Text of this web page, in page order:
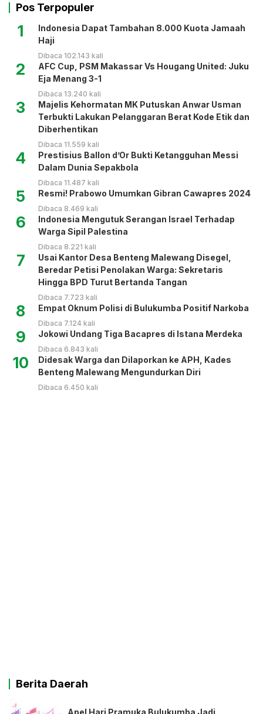
Pos Terpopuler
1
Indonesia Dapat Tambahan 8.000 Kuota Jamaah
Haji
Dibaca 102.143 kali
2
AFC Cup, PSM Makassar Vs Hougang United: Juku
Eja Menang 3-1
Dibaca 13.240 kali
3
Majelis Kehormatan MK Putuskan Anwar Usman
Terbukti Lakukan Pelanggaran Berat Kode Etik dan
Diberhentikan
Dibaca 11.559 kali
4
Prestisius Ballon d’Or Bukti Ketangguhan Messi
Dalam Dunia Sepakbola
Dibaca 11.487 kali
5 Resmi! Prabowo Umumkan Gibran Cawapres 2024
Dibaca 8.469 kali
6
Indonesia Mengutuk Serangan Israel Terhadap
Warga Sipil Palestina
Dibaca 8.221 kali
7
Usai Kantor Desa Benteng Malewang Disegel,
Beredar Petisi Penolakan Warga: Sekretaris
Hingga BPD Turut Bertanda Tangan
Dibaca 7.723 kali
8 Empat Oknum Polisi di Bulukumba Positif Narkoba
Dibaca 7.124 kali
9 Jokowi Undang Tiga Bacapres di Istana Merdeka
Dibaca 6.843 kali
10
Didesak Warga dan Dilaporkan ke APH, Kades
Benteng Malewang Mengundurkan Diri
Dibaca 6.450 kali
Berita Daerah